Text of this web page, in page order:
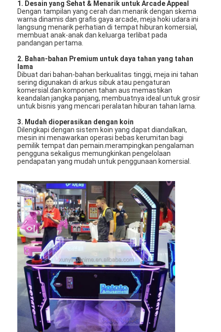
Rumah
Produk
Tentang Kami
Tur Pabrik
Kontrol Kualitas
Hubungi Kami
Berita
Minta Kutipan
Mesin Cakar Mainan
1. Desain yang Sehat & Menarik untuk Arcade Appeal
Dengan tampilan yang cerah dan menarik dengan skema
warna dinamis dan grafis gaya arcade, meja hoki udara ini
langsung menarik perhatian di tempat hiburan komersial,
membuat anak-anak dan keluarga terlibat pada
pandangan pertama.
2. Bahan-bahan Premium untuk daya tahan yang tahan
lama
Dibuat dari bahan-bahan berkualitas tinggi, meja ini tahan
sering digunakan di arkus sibuk atau pengaturan
komersial.dan komponen tahan aus memastikan
keandalan jangka panjang, membuatnya ideal untuk grosir
untuk bisnis yang mencari peralatan hiburan tahan lama.
3. Mudah dioperasikan dengan koin
Dilengkapi dengan sistem koin yang dapat diandalkan,
mesin ini menawarkan operasi bebas kerumitan bagi
pemilik tempat dan pemain.merampingkan pengalaman
pengguna sekaligus memungkinkan pengelolaan
pendapatan yang mudah untuk penggunaan komersial.